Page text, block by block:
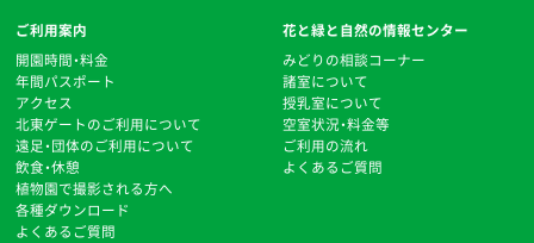
ご利用案内
開園時間・料金
年間パスポート
アクセス
北東ゲートのご利用について
遠足・団体のご利用について
飲食・休憩
植物園で撮影される方へ
各種ダウンロード
よくあるご質問
花と緑と自然の情報センター
みどりの相談コーナー
諸室について
授乳室について
空室状況・料金等
ご利用の流れ
よくあるご質問